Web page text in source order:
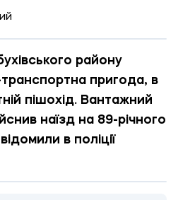
району
пригода, в
пішохід. Вантажний
наїзд на 89-річного
в поліції